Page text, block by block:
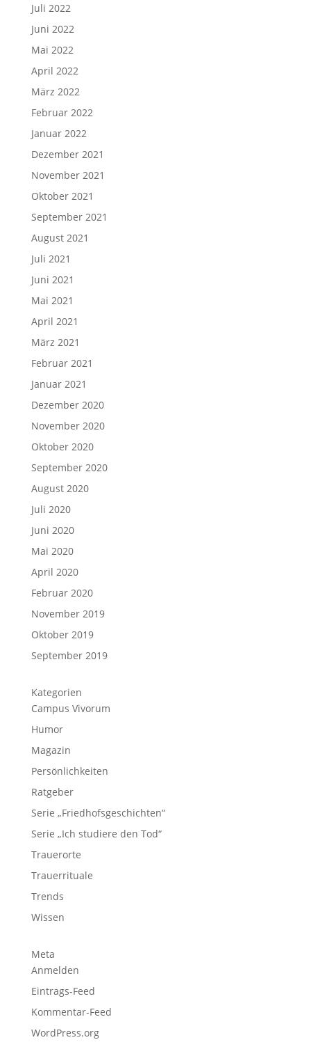
Juli 2022
Juni 2022
Mai 2022
April 2022
März 2022
Februar 2022
Januar 2022
Dezember 2021
November 2021
Oktober 2021
September 2021
August 2021
Juli 2021
Juni 2021
Mai 2021
April 2021
März 2021
Februar 2021
Januar 2021
Dezember 2020
November 2020
Oktober 2020
September 2020
August 2020
Juli 2020
Juni 2020
Mai 2020
April 2020
Februar 2020
November 2019
Oktober 2019
September 2019
Kategorien
Campus Vivorum
Humor
Magazin
Persönlichkeiten
Ratgeber
Serie „Friedhofsgeschichten“
Serie „Ich studiere den Tod“
Trauerorte
Trauerrituale
Trends
Wissen
Meta
Anmelden
Eintrags-Feed
Kommentar-Feed
WordPress.org